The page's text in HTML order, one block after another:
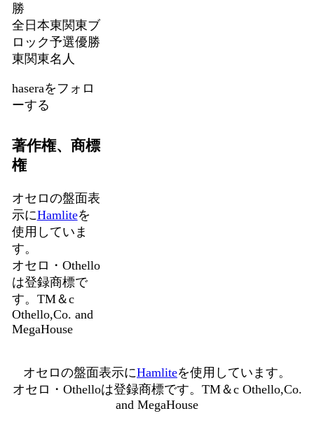
勝
全日本東関東ブ
ロック予選優勝
東関東名人
haseraをフォロ
ーする
著作権、商標
権
オセロの盤面表
示にHamliteを
使用していま
す。
オセロ・Othello
は登録商標で
す。TM＆c
Othello,Co. and
MegaHouse
オセロの盤面表示にHamliteを使用しています。
オセロ・Othelloは登録商標です。TM＆c Othello,Co.
and MegaHouse